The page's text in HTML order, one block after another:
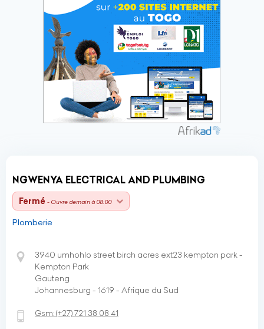
NGWENYA ELECTRICAL AND PLUMBING
Fermé - Ouvre demain à 08:00
Plomberie
3940 umhohlo street birch acres ext23 kempton park -
Kempton Park
Gauteng
Johannesburg - 1619 - Afrique du Sud
Gsm:(+27)721 38 08 41